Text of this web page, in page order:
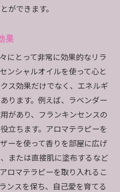
ができます。
果
にとって非常に効果的なリラ
ンシャルオイルを使って心と
ス効果だけでなく、エネルギ
ります。例えば、ラベンダー
があり、フランキンセンスの
立ちます。アロマテラピーを
ーを使って香りを部屋に広げ
または直接肌に塗布するなど
ロマテラピーを取り入れるこ
ンスを保ち、自己愛を育てる